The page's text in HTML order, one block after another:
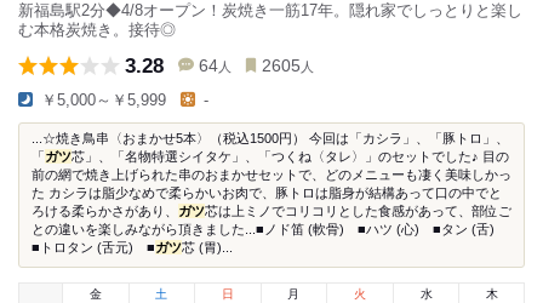
新福島駅2分◆4/8オープン！炭焼き一筋17年。隠れ家でしっとりと楽し
む本格炭焼き。接待◎
3.28 64 人 2605 人
￥5,000～￥5,999 -
...☆焼き鳥串〈おまかせ5本〉（税込1500円） 今回は「カシラ」、「豚トロ」、
「 ガツ芯」、「名物特選シイタケ」、「つくね〈タレ〉」のセットでした♪ 目の
前の網で焼き上げられた串のおまかせセットで、どのメニューも凄く美味しかっ
た カシラは脂少なめで柔らかいお肉で、豚トロは脂身が結構あって口の中でと
ろける柔らかさがあり、 ガツ芯は上ミノでコリコリとした食感があって、部位ご
との違いを楽しみながら頂きました...■ノド笛 (軟骨) ■ハツ (心) ■タン (舌)
■トロタン (舌元) ■ガツ芯 (胃)...
金
土 日 月 火 水 木